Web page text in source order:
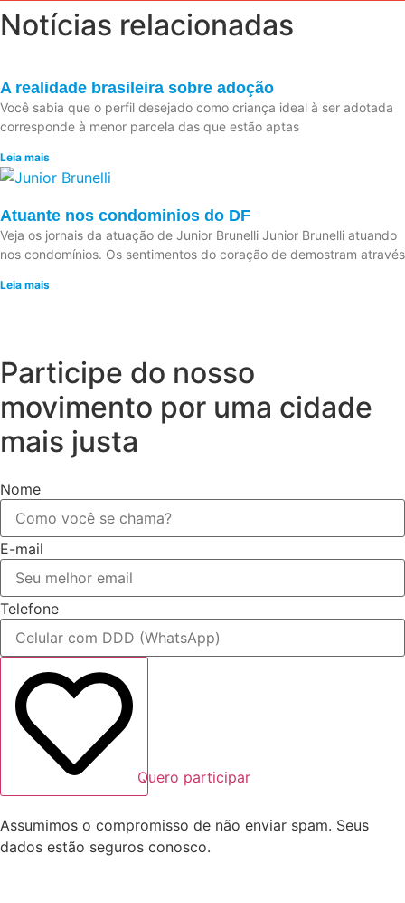
Notícias relacionadas
A realidade brasileira sobre adoção
Você sabia que o perfil desejado como criança ideal à ser adotada
corresponde à menor parcela das que estão aptas
Leia mais
Atuante nos condominios do DF
Veja os jornais da atuação de Junior Brunelli Junior Brunelli atuando
nos condomínios. Os sentimentos do coração de demostram através
Leia mais
Participe do nosso
movimento por uma cidade
mais justa
Nome
E-mail
Telefone
Quero participar
Assumimos o compromisso de não enviar spam. Seus
dados estão seguros conosco.